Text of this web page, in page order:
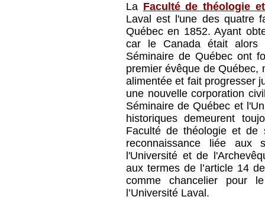
La Faculté de théologie
Laval est l'une des quatre
Québec en 1852. Ayant
car le Canada était alors
Séminaire de Québec ont
premier évêque de Québec,
alimentée et fait progresser
une nouvelle corporation
Séminaire de Québec et
historiques demeurent
Faculté de théologie et de
reconnaissance liée aux
l'Université et de
aux termes de l’article 14
comme chancelier pour
l’Université Laval.